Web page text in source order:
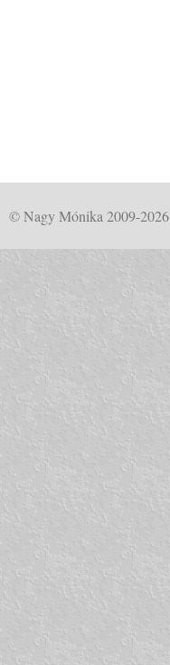
© Nagy Mónika 2009-2026